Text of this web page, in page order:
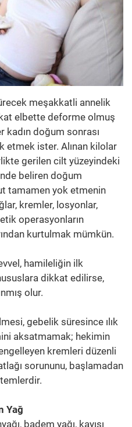
meşakkatli annelik
elbette deforme olmuş
kadın doğum sonrası
etmek ister. Alınan kilolar
gerilen cilt yüzeyindeki
beliren doğum
tamamen yok etmenin
kremler, losyonlar,
operasyonların
kurtulmak mümkün.
hamileliğin ilk
dikkat edilirse,
olur.
gebelik süresince ılık
aksatmamak; hekimin
kremleri düzenli
sorununu, başlamadan
Yağ
badem yağı, kayısı